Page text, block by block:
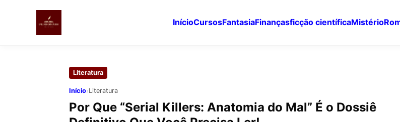
InícioCursosFantasiaFinançasficção científicaMistério
Literatura
Início›Literatura
Por Que “Serial Killers: Anatomia do Mal” É o Dossiê